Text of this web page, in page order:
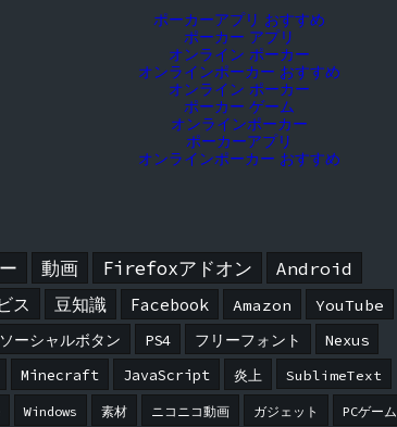
ポーカーアプリ おすすめ
ポーカー アプリ
オンライン ポーカー
オンラインポーカー おすすめ
オンライン ポーカー
ポーカー ゲーム
オンラインポーカー
ポーカーアプリ
オンラインポーカー おすすめ
動画 Firefoxアドオン
Android
ス 豆知識 Facebook Amazon
YouTube
ソーシャルボタン PS4 フリーフォント Nexus
Minecraft JavaScript 炎上 SublimeText
Windows 素材 ニコニコ動画 ガジェット PCゲーム